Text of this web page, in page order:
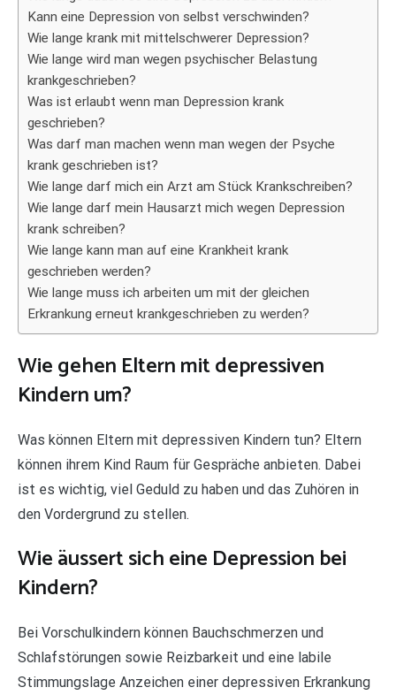
Kann eine Depression von selbst verschwinden?
Wie lange krank mit mittelschwerer Depression?
Wie lange wird man wegen psychischer Belastung
krankgeschrieben?
Was ist erlaubt wenn man Depression krank
geschrieben?
Was darf man machen wenn man wegen der Psyche
krank geschrieben ist?
Wie lange darf mich ein Arzt am Stück Krankschreiben?
Wie lange darf mein Hausarzt mich wegen Depression
krank schreiben?
Wie lange kann man auf eine Krankheit krank
geschrieben werden?
Wie lange muss ich arbeiten um mit der gleichen
Erkrankung erneut krankgeschrieben zu werden?
Wie gehen Eltern mit depressiven
Kindern um?
Was können Eltern mit depressiven Kindern tun? Eltern
können ihrem Kind Raum für Gespräche anbieten. Dabei
ist es wichtig, viel Geduld zu haben und das Zuhören in
den Vordergrund zu stellen.
Wie äussert sich eine Depression bei
Kindern?
Bei Vorschulkindern können Bauchschmerzen und
Schlafstörungen sowie Reizbarkeit und eine labile
Stimmungslage Anzeichen einer depressiven Erkrankung